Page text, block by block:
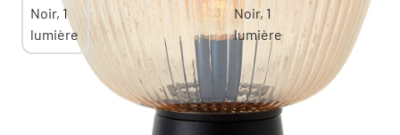
Lampe de table Brilliant Kaizen Noir, 1